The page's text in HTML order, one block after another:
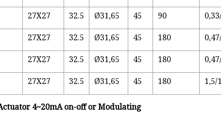
27X27 32.5 Ø31,65 45 90
27X27 32.5 Ø31,65 45 180
27X27 32.5 Ø31,65 45 180
27X27 32.5 Ø31,65 45 180 1,5/